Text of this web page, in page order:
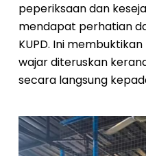
peperiksaan dan
mendapat perhatian
KUPD. Ini
wajar diteruskan
secara langsung